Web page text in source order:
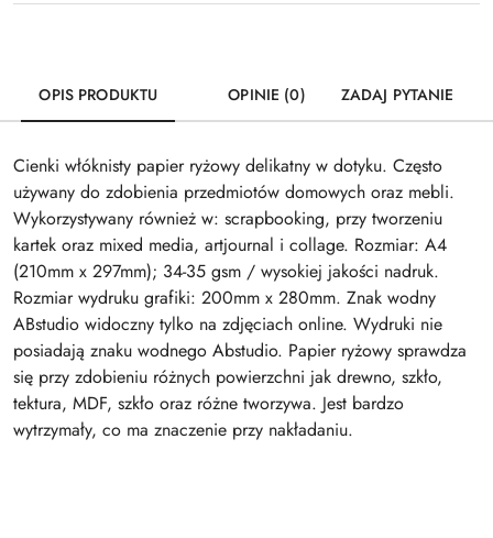
OPIS PRODUKTU OPINIE (0) ZADAJ PYTANIE
Cienki włóknisty papier ryżowy delikatny w dotyku. Często
używany do zdobienia przedmiotów domowych oraz mebli.
Wykorzystywany również w: scrapbooking, przy tworzeniu
kartek oraz mixed media, artjournal i collage. Rozmiar: A4
(210mm x 297mm); 34-35 gsm / wysokiej jakości nadruk.
Rozmiar wydruku grafiki: 200mm x 280mm. Znak wodny
ABstudio widoczny tylko na zdjęciach online. Wydruki nie
posiadają znaku wodnego Abstudio. Papier ryżowy sprawdza
się przy zdobieniu różnych powierzchni jak drewno, szkło,
tektura, MDF, szkło oraz różne tworzywa. Jest bardzo
wytrzymały, co ma znaczenie przy nakładaniu.